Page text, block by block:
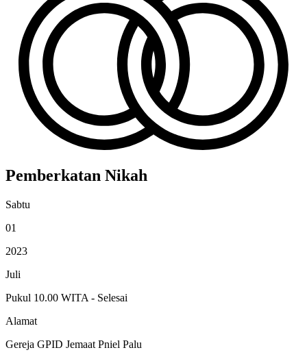
Pemberkatan Nikah
Sabtu
01
2023
Juli
Pukul 10.00 WITA - Selesai
Alamat
Gereja GPID Jemaat Pniel Palu